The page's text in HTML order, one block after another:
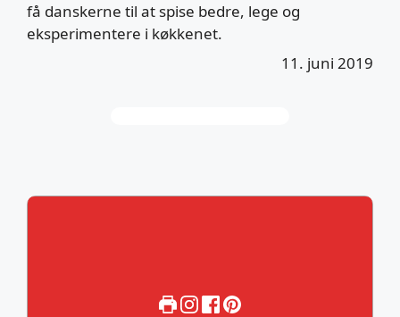
få danskerne til at spise bedre, lege og
eksperimentere i køkkenet.
11. juni 2019